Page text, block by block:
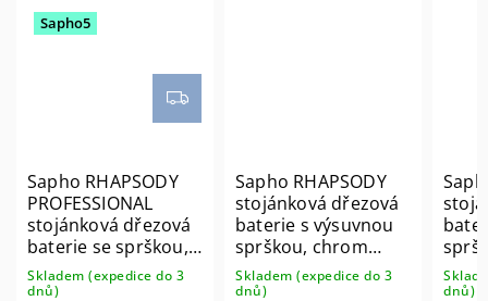
Sapho5
Sapho RHAPSODY
PROFESSIONAL
stojánková dřezová
baterie se sprškou,
chrom 5547
Skladem (expedice do 3
dnů)
Sapho RHAPSODY
stojánková dřezová
baterie s výsuvnou
sprškou, chrom
5550
Skladem (expedice do 3
dnů)
mm,
dnů)